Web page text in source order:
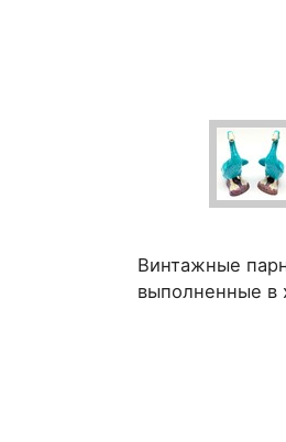
Винтажные
выполненные в